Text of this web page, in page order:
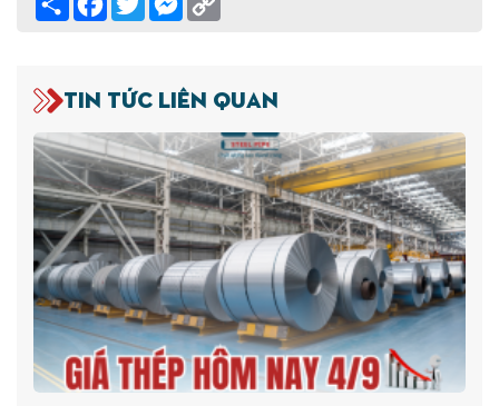
Tin tức liên quan